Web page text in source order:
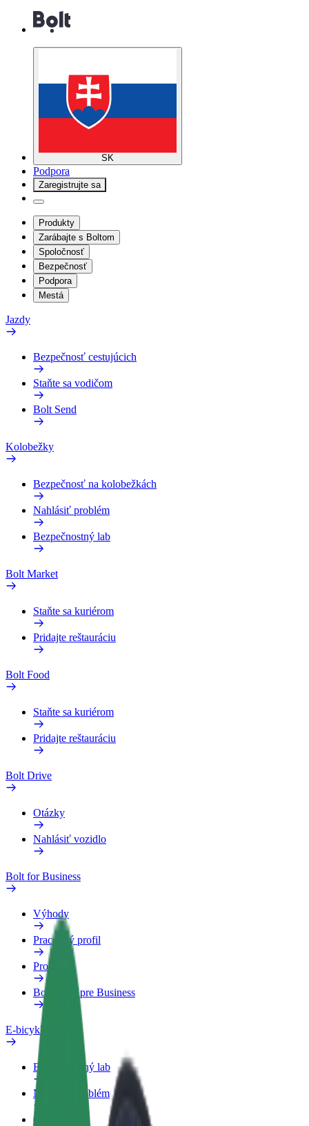
SK
Podpora
Zaregistrujte sa
Produkty
Zarábajte s Boltom
Spoločnosť
Bezpečnosť
Podpora
Mestá
Jazdy
Bezpečnosť cestujúcich
Staňte sa vodičom
Bolt Send
Kolobežky
Bezpečnosť na kolobežkách
Nahlásiť problém
Bezpečnostný lab
Bolt Market
Staňte sa kuriérom
Pridajte reštauráciu
Bolt Food
Staňte sa kuriérom
Pridajte reštauráciu
Bolt Drive
Otázky
Nahlásiť vozidlo
Bolt for Business
Výhody
Pracovný profil
Produkty
Bolt Food pre Business
E-bicykle
Bezpečnostný lab
Nahlásiť problém
Otázky